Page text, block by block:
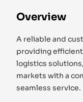
Overview
A reliable and
providing
logistics
markets with a
seamless service.